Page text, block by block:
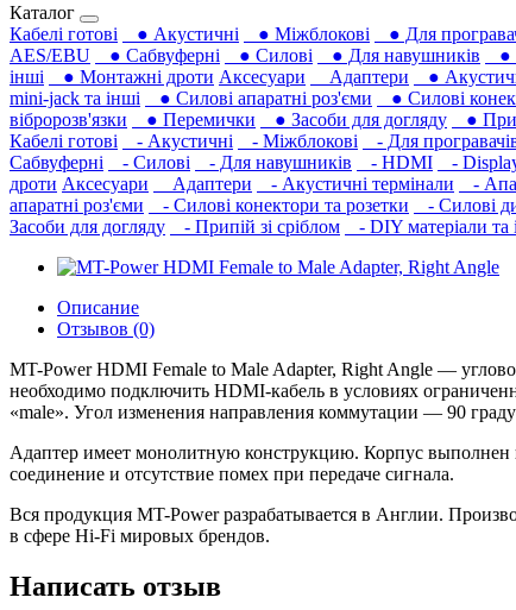
Каталог
Кабелі готові
● Акустичні ● Міжблокові ● Для
AES/EBU
● Сабвуферні ● Силові ● Для навушників‎ ●
інші
● Монтажні дроти Аксесуари Адаптери ●
mini-jack та інші
● Силові апаратні роз'єми ● Силові
вібророзв'язки
● Перемички ● Засоби для догляду ●
Кабелі готові
- Акустичні - Міжблокові - Для
Сабвуферні
- Силові - Для навушників‎ - HDMI -
дроти Аксесуари Адаптери - Акустичні термінали -
апаратні роз'єми
- Силові конектори та розетки - Силові
Засоби для догляду
- Припій зі сріблом - DIY матеріали та
Описание
Отзывов (0)
MT-Power HDMI Female to Male Adapter, Right Angle —
необходимо подключить HDMI-кабель в условиях
«male». Угол изменения направления коммутации — 90
Адаптер имеет монолитную конструкцию. Корпус
соединение и отсутствие помех при передаче сигнала.
Вся продукция MT-Power разрабатывается в Англии.
в сфере Hi-Fi мировых брендов.
Написать отзыв